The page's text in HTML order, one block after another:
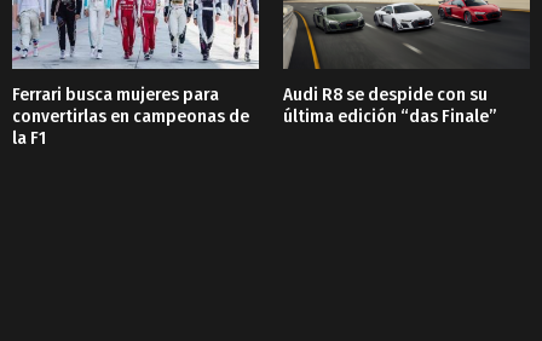
Ferrari busca mujeres para
convertirlas en campeonas de
la F1
Audi R8 se despide con su
última edición “das Finale”